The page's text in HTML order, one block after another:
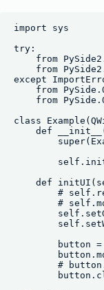
import sys
try:
from
from
except
from
from
class
def
def
#
#
button
#